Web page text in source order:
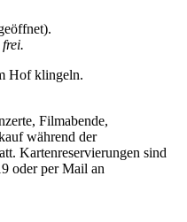
Hof klingeln.
Filmabende,
während der
Kartenreservierungen sind
oder per Mail an